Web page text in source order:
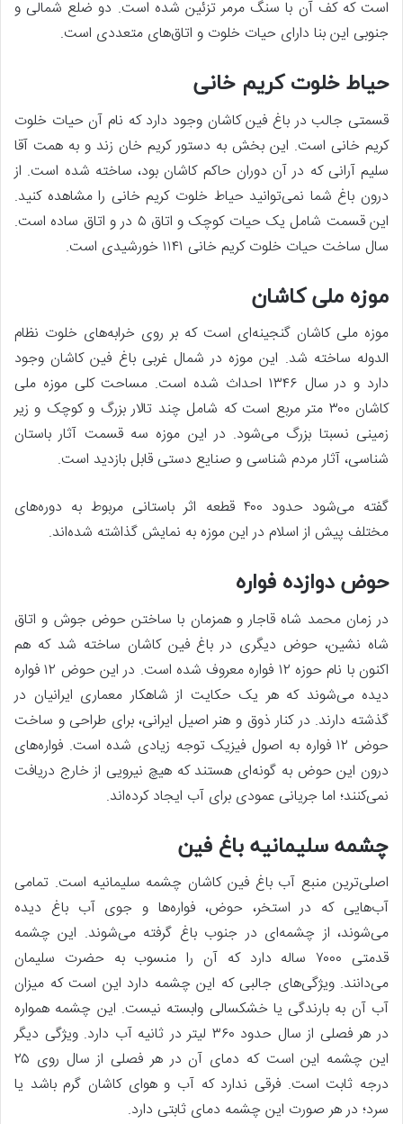
است که کف آن با سنگ مرمر تزئین شده است. دو ضلع شمالی و
جنوبی این بنا دارای حیات خلوت و اتاق‌های متعددی است.
حیاط خلوت کریم خانی
قسمتی جالب در باغ فین کاشان وجود دارد که نام آن حیات خلوت
کریم خانی است. این بخش به دستور کریم خان زند و به همت آقا
سلیم آرانی که در آن دوران حاکم کاشان بود، ساخته شده است. از
درون باغ شما نمی‌توانید حیاط خلوت کریم خانی را مشاهده کنید.
این قسمت شامل یک حیات کوچک و اتاق ۵ در و اتاق ساده است.
سال ساخت حیات خلوت کریم خانی ۱۱۴۱ خورشیدی است.
موزه ملی کاشان
موزه ملی کاشان گنجینه‌ای است که بر روی خرابه‌های خلوت نظام
الدوله ساخته شد. این موزه در شمال غربی باغ فین کاشان وجود
دارد و در سال ۱۳۴۶ احداث شده است. مساحت کلی موزه ملی
کاشان ۳۰۰ متر مربع است که شامل چند تالار بزرگ و کوچک و زیر
زمینی نسبتا بزرگ می‌شود. در این موزه سه قسمت آثار باستان
شناسی، آثار مردم شناسی و صنایع دستی قابل بازدید است.
گفته می‌شود حدود ۴۰۰ قطعه اثر باستانی مربوط به دوره‌های
مختلف پیش از اسلام در این موزه به نمایش گذاشته شده‌اند.
حوض دوازده فواره
در زمان محمد شاه قاجار و همزمان با ساختن حوض جوش و اتاق
شاه نشین، حوض دیگری در باغ فین کاشان ساخته شد که هم
اکنون با نام حوزه ۱۲ فواره معروف شده است. در این حوض ۱۲ فواره
دیده می‌شوند که هر یک حکایت از شاهکار معماری ایرانیان در
گذشته دارند. در کنار ذوق و هنر اصیل ایرانی، برای طراحی و ساخت
حوض ۱۲ فواره به اصول فیزیک توجه زیادی شده است. فواره‌های
درون این حوض به گونه‌ای هستند که هیچ نیرویی از خارج دریافت
نمی‌کنند؛ اما جریانی عمودی برای آب ایجاد کرده‌اند.
چشمه سلیمانیه باغ فین
اصلی‌ترین منبع آب باغ فین کاشان چشمه سلیمانیه است. تمامی
آب‌هایی که در استخر، حوض، فواره‌ها و جوی آب باغ دیده
می‌شوند، از چشمه‌ای در جنوب باغ گرفته می‌شوند. این چشمه
قدمتی ۷۰۰۰ ساله دارد که آن را منسوب به حضرت سلیمان
می‌دانند. ویژگی‌های جالبی که این چشمه دارد این است که میزان
آب آن به بارندگی یا خشکسالی وابسته نیست. این چشمه همواره
در هر فصلی از سال حدود ۳۶۰ لیتر در ثانیه آب دارد. ویژگی دیگر
این چشمه این است که دمای آن در هر فصلی از سال روی ۲۵
درجه ثابت است. فرقی ندارد که آب و هوای کاشان گرم باشد یا
سرد؛ در هر صورت این چشمه دمای ثابتی دارد.